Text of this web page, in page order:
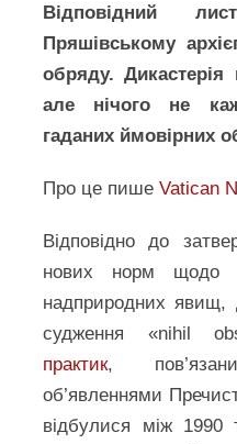
Відповідний
Пряшівському
обряду. Дикастерія
але нічого не
гаданих ймовірних
Про це пишеVatican
Відповідно до
нових норм щодо
надприродних явищ,
судження «nihil
практик,
об’явленнями
відбулися між 1990